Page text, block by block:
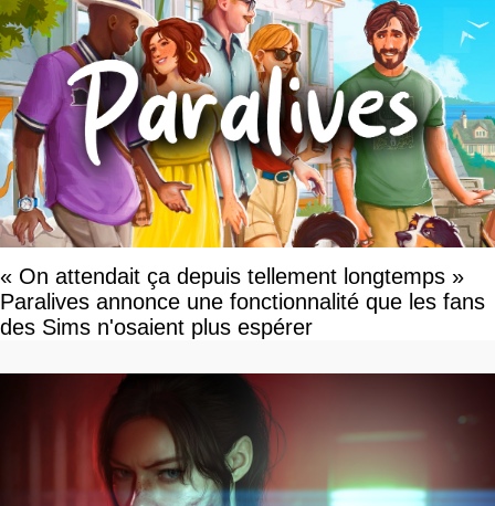
« On attendait ça depuis tellement longtemps »
Paralives annonce une fonctionnalité que les fans
des Sims n'osaient plus espérer